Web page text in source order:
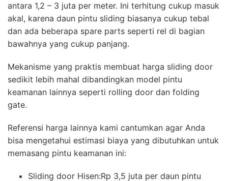
antara 1,2 – 3 juta per meter. Ini terhitung cukup masuk
akal, karena daun pintu sliding biasanya cukup tebal
dan ada beberapa spare parts seperti rel di bagian
bawahnya yang cukup panjang.
Mekanisme yang praktis membuat harga sliding door
sedikit lebih mahal dibandingkan model pintu
keamanan lainnya seperti rolling door dan folding
gate.
Referensi harga lainnya kami cantumkan agar Anda
bisa mengetahui estimasi biaya yang dibutuhkan untuk
memasang pintu keamanan ini:
Sliding door Hisen:Rp 3,5 juta per daun pintu